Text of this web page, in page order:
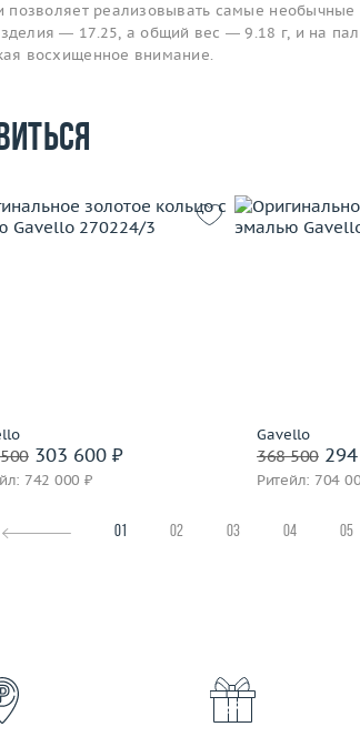
позволяет реализовывать самые необычные
— 17.25, а общий вес — 9.18 г, и на
восхищенное внимание.
303 600 ₽
742 000 ₽
Gavello
368 500294
Ритейл: 704
01 02 03 04 05